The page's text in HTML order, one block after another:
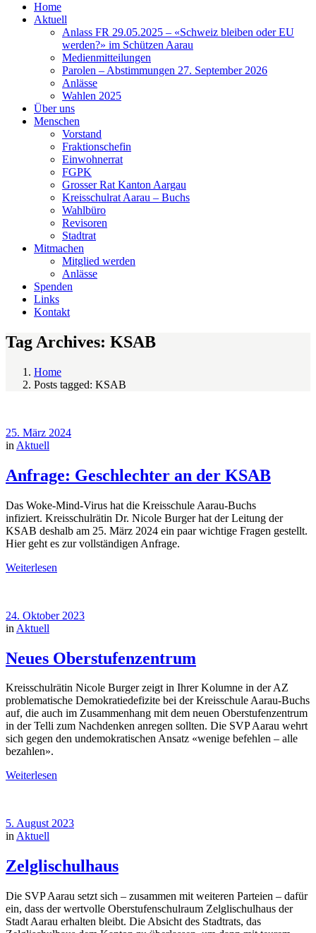
Home
Aktuell
Anlass FR 29.05.2025 – «Schweiz bleiben oder EU
werden?» im Schützen Aarau
Medienmitteilungen
Parolen – Abstimmungen 27. September 2026
Anlässe
Wahlen 2025
Über uns
Menschen
Vorstand
Fraktionschefin
Einwohnerrat
FGPK
Grosser Rat Kanton Aargau
Kreisschulrat Aarau – Buchs
Wahlbüro
Revisoren
Stadtrat
Mitmachen
Mitglied werden
Anlässe
Spenden
Links
Kontakt
Tag Archives: KSAB
Home
Posts tagged: KSAB
25. März 2024
in Aktuell
Anfrage: Geschlechter an der KSAB
Das Woke-Mind-Virus hat die Kreisschule Aarau-Buchs
infiziert. Kreisschulrätin Dr. Nicole Burger hat der Leitung der
KSAB deshalb am 25. März 2024 ein paar wichtige Fragen gestellt.
Hier geht es zur vollständigen Anfrage.
Weiterlesen
24. Oktober 2023
in Aktuell
Neues Oberstufenzentrum
Kreisschulrätin Nicole Burger zeigt in Ihrer Kolumne in der AZ
problematische Demokratiedefizite bei der Kreisschule Aarau-Buchs
auf, die auch im Zusammenhang mit dem neuen Oberstufenzentrum
in der Telli zum Nachdenken anregen sollten. Die SVP Aarau wehrt
sich gegen den undemokratischen Ansatz «wenige befehlen – alle
bezahlen».
Weiterlesen
5. August 2023
inAktuell
Zelglischulhaus
Die SVP Aarau setzt sich – zusammen mit weiteren Parteien – dafür
ein, dass der wertvolle Oberstufenschulraum Zelglischulhaus der
Stadt Aarau erhalten bleibt. Die Absicht des Stadtrats, das